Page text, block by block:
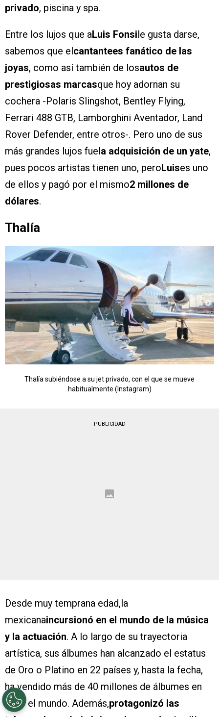
privado, piscina y spa.
Entre los lujos que aLuis Fonsile gusta darse,
sabemos que elcantantees fanático de las
joyas, como así también de losautos de
prestigiosas marcasque hoy adornan su
cochera -Polaris Slingshot, Bentley Flying,
Ferrari 488 GTB, Lamborghini Aventador, Land
Rover Defender, entre otros-. Pero uno de sus
más grandes lujos fuela adquisición de un yate,
pues pocos artistas tienen uno, peroLuises uno
de ellos y pagó por el mismo2 millones de
dólares.
Thalía
Thalía subiéndose a su jet privado, con el que se mueve
habitualmente (Instagram)
PUBLICIDAD
Desde muy temprana edad,la
mexicanaincursionó en el mundo de la música
y la actuación. A lo largo de su trayectoria
artística, sus álbumes han alcanzado el estatus
de Oro o Platino en 22 países y, hasta la fecha,
ha vendido más de 40 millones de álbumes en
todo el mundo. Además,protagonizó las